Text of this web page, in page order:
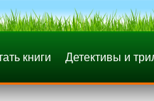
книги Детективы и